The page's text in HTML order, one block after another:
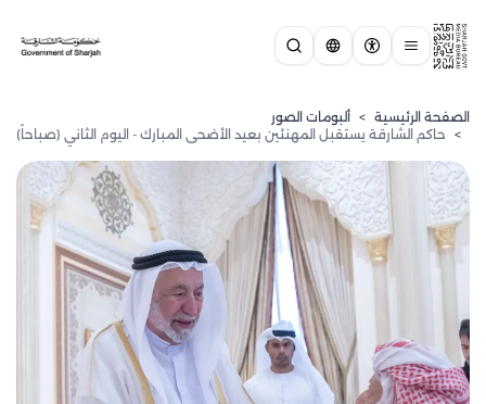
الصفحة الرئيسية > ألبومات الصور
> حاكم الشارقة يستقبل المهنئين بعيد الأضحى المبارك - اليوم الثاني (صباحاً)